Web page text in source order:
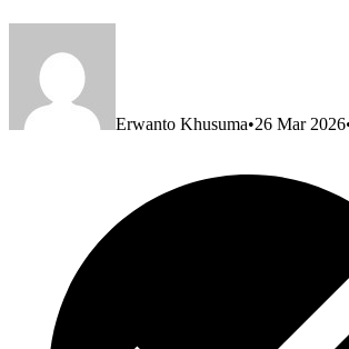
Erwanto Khusuma•26 Mar 2026